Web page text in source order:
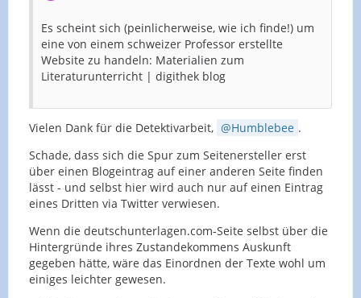
Es scheint sich (peinlicherweise, wie ich finde!) um
eine von einem schweizer Professor erstellte
Website zu handeln: Materialien zum
Literaturunterricht | digithek blog
Vielen Dank für die Detektivarbeit, Humblebee .
Schade, dass sich die Spur zum Seitenersteller erst
über einen Blogeintrag auf einer anderen Seite finden
lässt - und selbst hier wird auch nur auf einen Eintrag
eines Dritten via Twitter verwiesen.
Wenn die deutschunterlagen.com-Seite selbst über die
Hintergründe ihres Zustandekommens Auskunft
gegeben hätte, wäre das Einordnen der Texte wohl um
einiges leichter gewesen.